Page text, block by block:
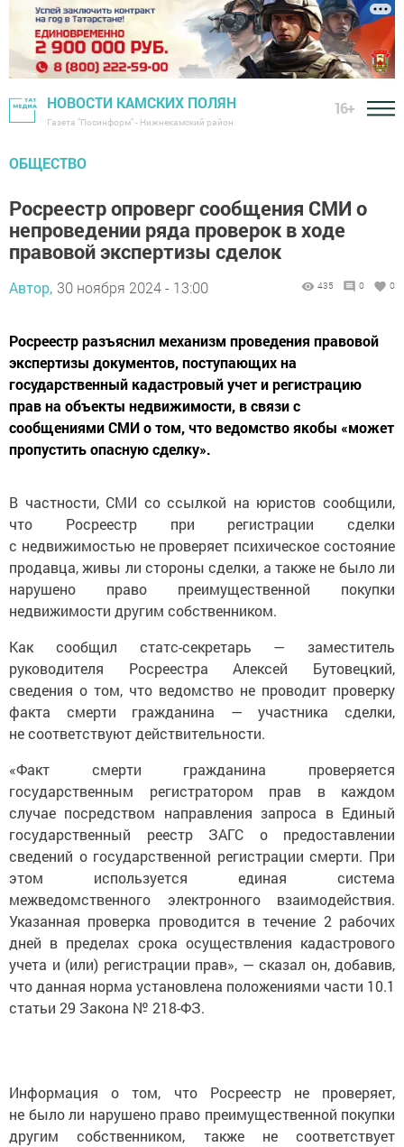
НОВОСТИ КАМСКИХ ПОЛЯН
Газета "Посинформ" - Нижнекамский район
16+
ОБЩЕСТВО
Росреестр опроверг сообщения СМИ о
непроведении ряда проверок в ходе
правовой экспертизы сделок
Автор, 30 ноября 2024 - 13:00 435 0 0
Росреестр разъяснил механизм проведения правовой
экспертизы документов, поступающих на
государственный кадастровый учет и регистрацию
прав на объекты недвижимости, в связи с
сообщениями СМИ о том, что ведомство якобы «может
пропустить опасную сделку».
В частности, СМИ со ссылкой на юристов сообщили,
что Росреестр при регистрации сделки
с недвижимостью не проверяет психическое состояние
продавца, живы ли стороны сделки, а также не было ли
нарушено право преимущественной покупки
недвижимости другим собственником.
Как сообщил статс-секретарь — заместитель
руководителя Росреестра Алексей Бутовецкий,
сведения о том, что ведомство не проводит проверку
факта смерти гражданина — участника сделки,
не соответствуют действительности.
«Факт смерти гражданина проверяется
государственным регистратором прав в каждом
случае посредством направления запроса в Единый
государственный реестр ЗАГС о предоставлении
сведений о государственной регистрации смерти. При
этом используется единая система
межведомственного электронного взаимодействия.
Указанная проверка проводится в течение 2 рабочих
дней в пределах срока осуществления кадастрового
учета и (или) регистрации прав», — сказал он, добавив,
что данная норма установлена положениями части 10.1
статьи 29 Закона № 218-ФЗ.
Информация о том, что Росреестр не проверяет,
не было ли нарушено право преимущественной покупки
другим собственником, также не соответствует